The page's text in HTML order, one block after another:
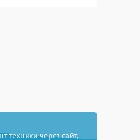
техники через сайт,